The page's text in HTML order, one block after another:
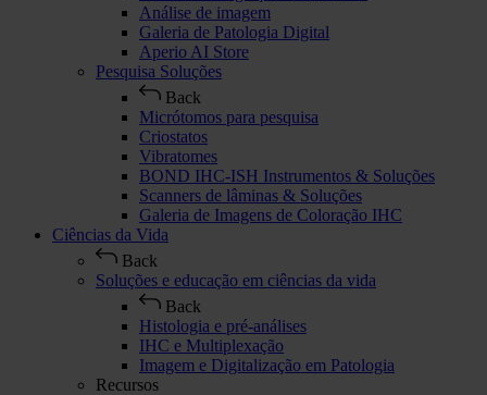
Análise de imagem
Galeria de Patologia Digital
Aperio AI Store
Pesquisa Soluções
Back
Micrótomos para pesquisa
Criostatos
Vibratomes
BOND IHC-ISH Instrumentos & Soluções
Scanners de lâminas & Soluções
Galeria de Imagens de Coloração IHC
Ciências da Vida
Back
Soluções e educação em ciências da vida
Back
Histologia e pré-análises
IHC e Multiplexação
Imagem e Digitalização em Patologia
Recursos